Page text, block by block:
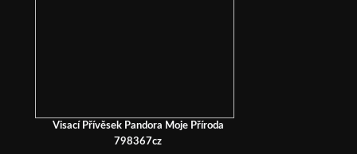
Visací Přívěsek Pandora Moje Příroda
798367cz